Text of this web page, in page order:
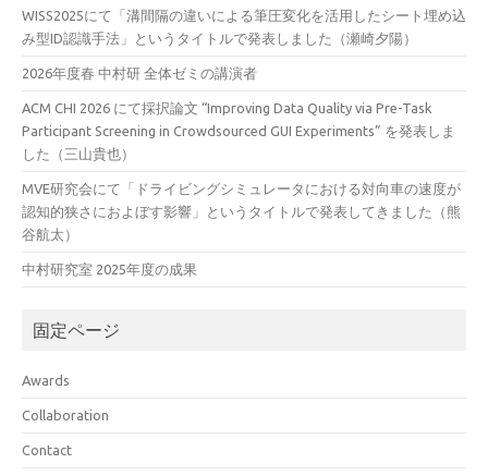
WISS2025にて「溝間隔の違いによる筆圧変化を活用したシート埋め込
み型ID認識手法」というタイトルで発表しました（瀬崎夕陽）
2026年度春 中村研 全体ゼミの講演者
ACM CHI 2026 にて採択論文 “Improving Data Quality via Pre-Task
Participant Screening in Crowdsourced GUI Experiments” を発表しま
した（三山貴也）
MVE研究会にて「ドライビングシミュレータにおける対向車の速度が
認知的狭さにおよぼす影響」というタイトルで発表してきました（熊
谷航太）
中村研究室 2025年度の成果
固定ページ
Awards
Collaboration
Contact